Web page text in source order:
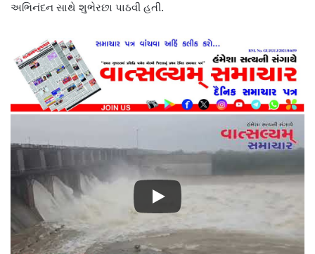
અભિનંદન સાથે શુભેરછા પાઠવી હતી.